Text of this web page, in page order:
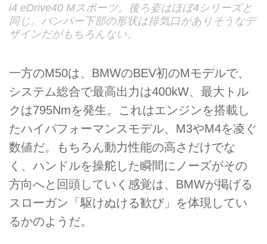
i4 eDrive40 Mスポーツ。後ろ姿はほぼ4シリーズと
同じ。バンパー下部の形状は排気口がありそうなデ
ザインだがもちろんない。
一方のM50は、BMWのBEV初のMモデルで、
システム総合で最高出力は400kW、最大トル
クは795Nmを発生。これはエンジンを搭載し
たハイパフォーマンスモデル、M3やM4を凌ぐ
数値だ。もちろん動力性能の高さだけでな
く、ハンドルを操舵した瞬間にノーズがその
方向へと回頭していく感覚は、BMWが掲げる
スローガン「駆けぬける歓び」を体現してい
るかのようだ。